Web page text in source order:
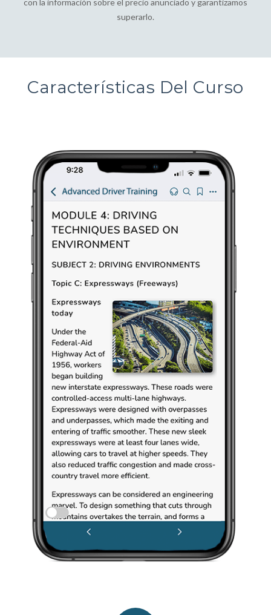
con la información sobre el precio anunciado y garantizamos
superarlo.
Características Del Curso